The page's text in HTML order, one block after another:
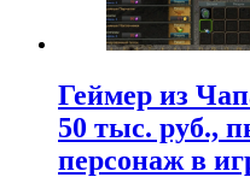
Геймер из
50 тыс. руб.,
персонаж в